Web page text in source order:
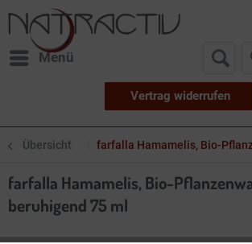
Menü
Vertrag widerrufen
Übersicht farfalla Hamamelis, Bio-
farfalla Hamamelis, Bio-
beruhigend 75 ml